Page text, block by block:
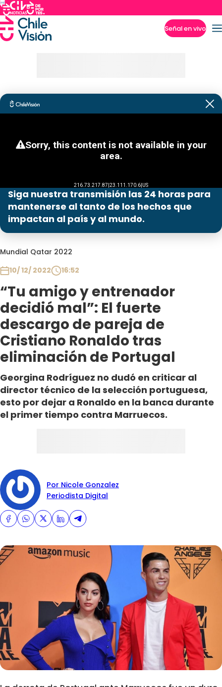
Señal en vivo
Siga nuestra transmisión las 24 horas para
mantenerse al tanto de los hechos que
impactan al país y al mundo.
Mundial Qatar 2022
10/ 12/ 2022
16:52
“Tu amigo y entrenador
decidió mal”: El fuerte
descargo de pareja de
Cristiano Ronaldo tras
eliminación de Portugal
Georgina Rodríguez no dudó en criticar al
director técnico de la selección portuguesa,
esto por dejar a Ronaldo en la banca durante
el primer tiempo contra Marruecos.
Por Nicole Gonzalez
Periodista Digital
Programas
Club De La Comedia
Contigo en Directo
Plan Perfecto
El Tiempo
Sabingo
Todos Los Programas